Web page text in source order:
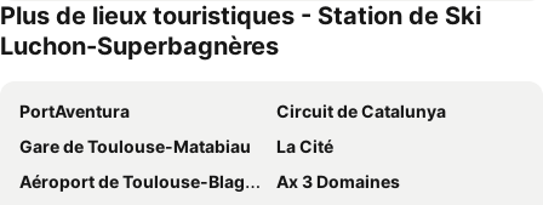
Hotel Casa Cornel
Hotel Llanos del Hospital
Hotel Viella
Hôtel d'Etigny
Hotel Garona
Hotel Spa Acevi Val d'Aran
Hotel & Spa Gasquet
Hotel Delavall
Hotel & Restaurante Peña
Hotel des 2 Nations
Plus de lieux touristiques - Station de Ski
Luchon-Superbagnères
PortAventura
Circuit de Catalunya
Gare de Toulouse-Matabiau
La Cité
Aéroport de Toulouse-Blagnac
Ax 3 Domaines